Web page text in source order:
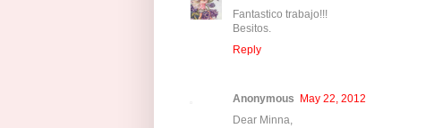
Fantastico trabajo!!!
Besitos.
Reply
Anonymous May 22, 2012
Dear Minna,